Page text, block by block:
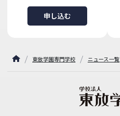
申し込む
東放学園専門学校 ニュース一覧